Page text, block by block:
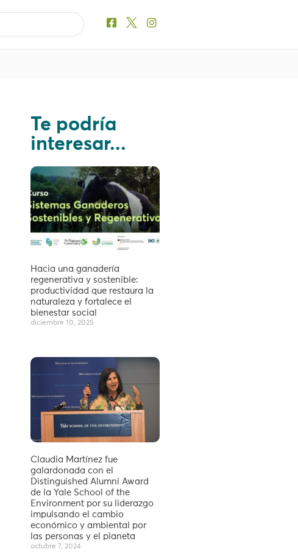
Te podría
interesar...
Hacia una ganadería
regenerativa y sostenible:
productividad que restaura la
naturaleza y fortalece el
bienestar social
diciembre 10, 2025
Claudia Martínez fue
galardonada con el
Distinguished Alumni Award
de la Yale School of the
Environment por su liderazgo
impulsando el cambio
económico y ambiental por
las personas y el planeta
octubre 7, 2024